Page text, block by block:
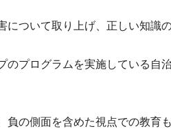
ついて取り上げ、正しい知識
のプログラムを実施している自
の側面を含めた視点での教育も